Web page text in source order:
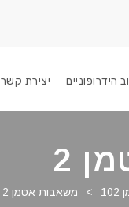
הידרופוניים יצירת קשר
2
> משאבות אטמן 2